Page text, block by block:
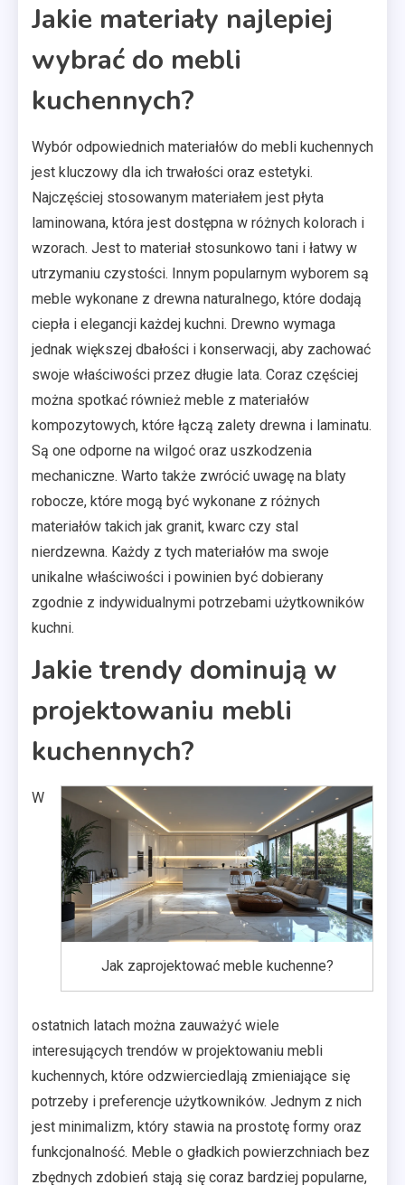
Jakie materiały najlepiej
wybrać do mebli
kuchennych?
Wybór odpowiednich materiałów do mebli kuchennych
jest kluczowy dla ich trwałości oraz estetyki.
Najczęściej stosowanym materiałem jest płyta
laminowana, która jest dostępna w różnych kolorach i
wzorach. Jest to materiał stosunkowo tani i łatwy w
utrzymaniu czystości. Innym popularnym wyborem są
meble wykonane z drewna naturalnego, które dodają
ciepła i elegancji każdej kuchni. Drewno wymaga
jednak większej dbałości i konserwacji, aby zachować
swoje właściwości przez długie lata. Coraz częściej
można spotkać również meble z materiałów
kompozytowych, które łączą zalety drewna i laminatu.
Są one odporne na wilgoć oraz uszkodzenia
mechaniczne. Warto także zwrócić uwagę na blaty
robocze, które mogą być wykonane z różnych
materiałów takich jak granit, kwarc czy stal
nierdzewna. Każdy z tych materiałów ma swoje
unikalne właściwości i powinien być dobierany
zgodnie z indywidualnymi potrzebami użytkowników
kuchni.
Jakie trendy dominują w
projektowaniu mebli
kuchennych?
Jak zaprojektować meble kuchenne?
W
ostatnich latach można zauważyć wiele
interesujących trendów w projektowaniu mebli
kuchennych, które odzwierciedlają zmieniające się
potrzeby i preferencje użytkowników. Jednym z nich
jest minimalizm, który stawia na prostotę formy oraz
funkcjonalność. Meble o gładkich powierzchniach bez
zbędnych zdobień stają się coraz bardziej popularne,